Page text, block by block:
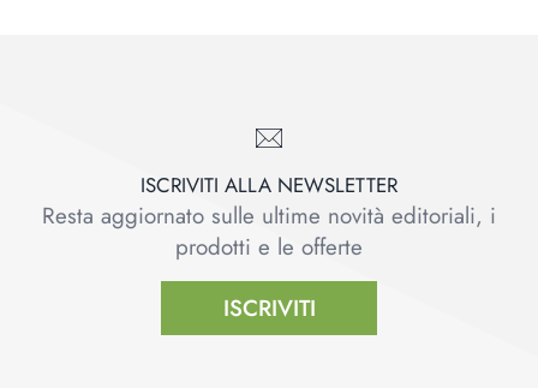
ISCRIVITI ALLA NEWSLETTER
Resta aggiornato sulle ultime novità editoriali, i
prodotti e le offerte
ISCRIVITI